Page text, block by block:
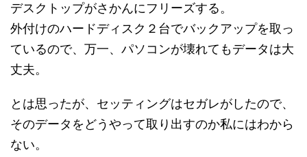
デスクトップがさかんにフリーズする。
外付けのハードディスク２台でバックアップを取っ
ているので、万一、パソコンが壊れてもデータは大
丈夫。
とは思ったが、セッティングはセガレがしたので、
そのデータをどうやって取り出すのか私にはわから
ない。